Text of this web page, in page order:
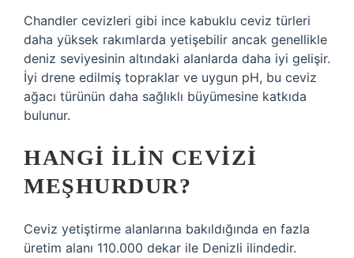
Chandler cevizleri gibi ince kabuklu ceviz türleri
daha yüksek rakımlarda yetişebilir ancak genellikle
deniz seviyesinin altındaki alanlarda daha iyi gelişir.
İyi drene edilmiş topraklar ve uygun pH, bu ceviz
ağacı türünün daha sağlıklı büyümesine katkıda
bulunur.
HANGI ILIN CEVIZI
MEŞHURDUR?
Ceviz yetiştirme alanlarına bakıldığında en fazla
üretim alanı 110.000 dekar ile Denizli ilindedir.